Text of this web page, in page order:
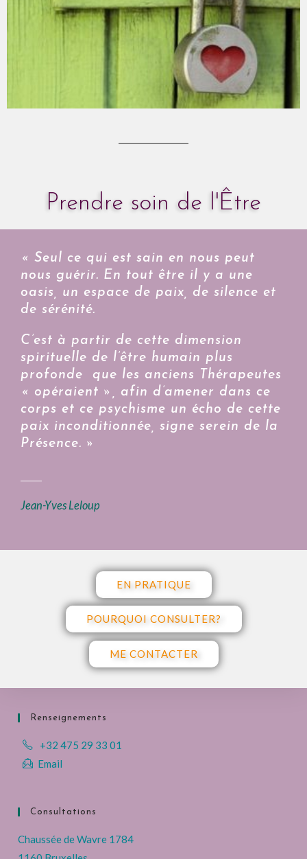
Prendre soin de l'Être
« Seul ce qui est sain en nous peut
nous guérir. En tout être il y a une
oasis, un espace de paix, de silence et
de sérénité.
C’est à partir de cette dimension
spirituelle de l’être humain plus
profonde que les anciens Thérapeutes
« opéraient », afin d’amener dans ce
corps et ce psychisme un écho de cette
paix inconditionnée, signe serein de la
Présence. »
Jean-Yves Leloup
EN PRATIQUE
POURQUOI CONSULTER?
ME CONTACTER
Renseignements
+32 475 29 33 01
Email
Consultations
Chaussée de Wavre 1784